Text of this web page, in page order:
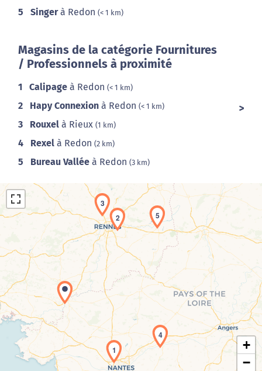
5 Singerà Redon (< 1 km)
Magasins de la catégorie Fournitures
/ Professionnels à proximité
1 Calipage à Redon (< 1 km)
2 Hapy Connexion à Redon (< 1 km)
3 Rouxel à Rieux (1 km)
4 Rexel à Redon (2 km)
5 Bureau Vallée à Redon (3 km)
Chargement de la carte en cours...
1
2
3
4
5
+
−